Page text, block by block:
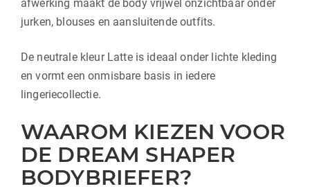
afwerking maakt de body vrijwel onzichtbaar onder
jurken, blouses en aansluitende outfits.
De neutrale kleur Latte is ideaal onder lichte kleding
en vormt een onmisbare basis in iedere
lingeriecollectie.
WAAROM KIEZEN VOOR
DE DREAM SHAPER
BODYBRIEFER?